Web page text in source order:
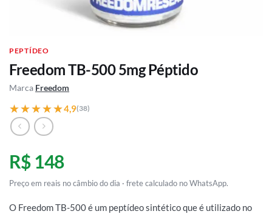
PEPTÍDEO
Freedom TB-500 5mg Péptido
Marca Freedom
★★★★★
★★★★★4,9(38)
R$ 148
Preço em reais no câmbio do dia · frete calculado no WhatsApp.
O Freedom TB-500 é um peptídeo sintético que é utilizado no